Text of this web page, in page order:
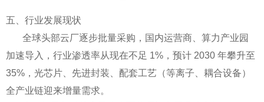
五、行业发展现状
全球头部云厂逐步批量采购，国内运营商、算力产业园
加速导入，行业渗透率从现在不足 1%，预计 2030 年攀升至
35%，光芯片、先进封装、配套工艺（等离子、耦合设备）
全产业链迎来增量需求。